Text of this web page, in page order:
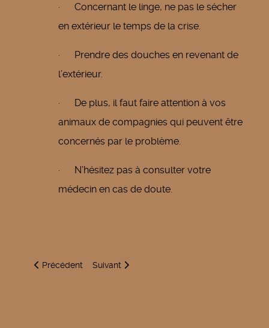
· Concernant le linge, ne pas le sécher
en extérieur le temps de la crise.
· Prendre des douches en revenant de
l’extérieur.
· De plus, il faut faire attention à vos
animaux de compagnies qui peuvent être
concernés par le problème.
· N’hésitez pas à consulter votre
médecin en cas de doute.
Article précédent : 13 et 14 juillet 2021
Précédent Article suivant : Information - Implantation
Suivant